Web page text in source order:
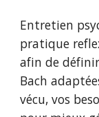
Entretien
pratique
afin de
Bach
vécu, vos